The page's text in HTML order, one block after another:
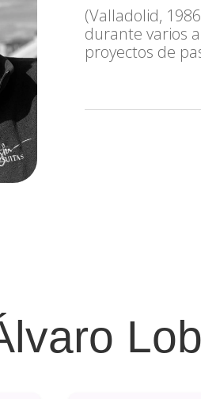
(Valladolid,
durante varios
proyectos de